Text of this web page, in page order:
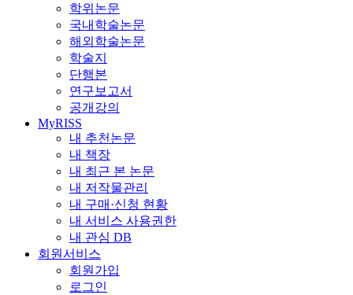
학위논문
국내학술논문
해외학술논문
학술지
단행본
연구보고서
공개강의
MyRISS
내 추천논문
내 책장
내 최근 본 논문
내 저작물관리
내 구매·신청 현황
내 서비스 사용권한
내 관심 DB
회원서비스
회원가입
로그인